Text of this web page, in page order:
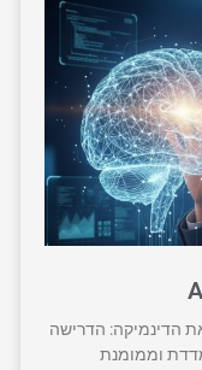
הדינמיקה: הדרישה
וממומנת